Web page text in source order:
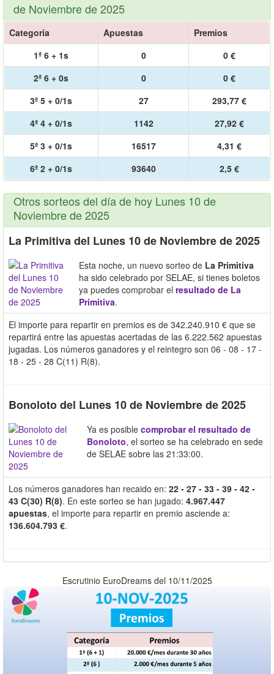
de Noviembre de 2025
Categoría Apuestas
Premios
1ª 6 + 1s
0
0 €
2ª 6 + 0s
0
0 €
3ª 5 + 0/1s
27
293,77 €
4ª 4 + 0/1s
1142
27,92 €
5ª 3 + 0/1s
16517
4,31 €
6ª 2 + 0/1s
93640 2,5 €
Otros sorteos del día de hoy Lunes 10 de
Noviembre de 2025
La Primitiva del Lunes 10 de Noviembre de 2025
Esta noche, un nuevo sorteo de La Primitiva
ha sido celebrado por SELAE, si tienes boletos
ya puedes comprobar el resultado de La
Primitiva.
El importe para repartir en premios es de 342.240.910 € que se
repartirá entre las apuestas acertadas de las 6.222.562 apuestas
jugadas. Los números ganadores y el reintegro son 06 - 08 - 17 -
18 - 25 - 28 C(11) R(8).
Bonoloto del Lunes 10 de Noviembre de 2025
Ya es posible comprobar el resultado de
Bonoloto, el sorteo se ha celebrado en sede
de SELAE sobre las 21:33:00.
Los números ganadores han recaido en: 22 - 27 - 33 - 39 - 42 -
43 C(30) R(8). En este sorteo se han jugado: 4.967.447
apuestas, el importe para repartir en premio asciende a:
136.604.793 €.
Escrutinio EuroDreams del 10/11/2025